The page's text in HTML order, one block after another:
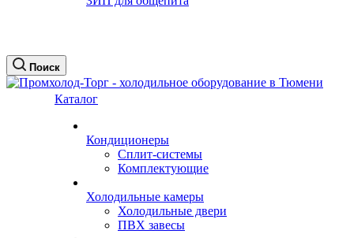
Поиск
Каталог
Кондиционеры
Сплит-системы
Комплектующие
Холодильные камеры
Холодильные двери
ПВХ завесы